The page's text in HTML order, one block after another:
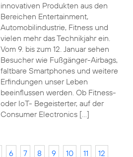
innovativen Produkten aus den
Bereichen Entertainment,
Automobilindustrie, Fitness und
vielen mehr das Technikjahr ein.
Vom 9. bis zum 12. Januar sehen
Besucher wie Fußgänger-Airbags,
faltbare Smartphones und weitere
Erfindungen unser Leben
beeinflussen werden. Ob Fitness-
oder IoT- Begeisterter, auf der
Consumer Electronics […]
6 7 8 9 10 11
12